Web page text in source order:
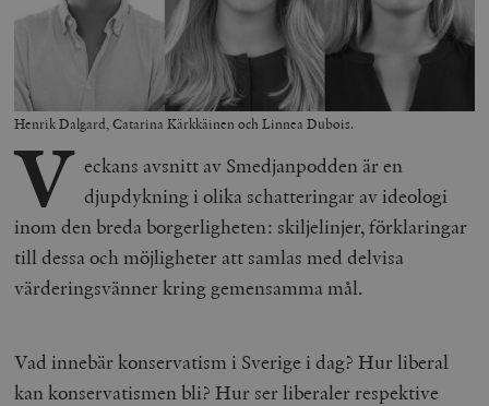
Henrik Dalgard, Catarina Kärkkäinen och Linnea Dubois.
V eckans avsnitt av Smedjanpodden är en
djupdykning i olika schatteringar av ideologi
inom den breda borgerligheten: skiljelinjer, förklaringar
till dessa och möjligheter att samlas med delvisa
värderingsvänner kring gemensamma mål.
Vad innebär konservatism i Sverige i dag? Hur liberal
kan konservatismen bli? Hur ser liberaler respektive